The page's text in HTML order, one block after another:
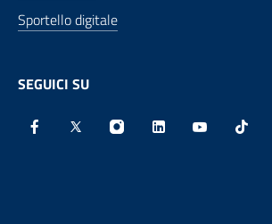
Sportello digitale
SEGUICI SU